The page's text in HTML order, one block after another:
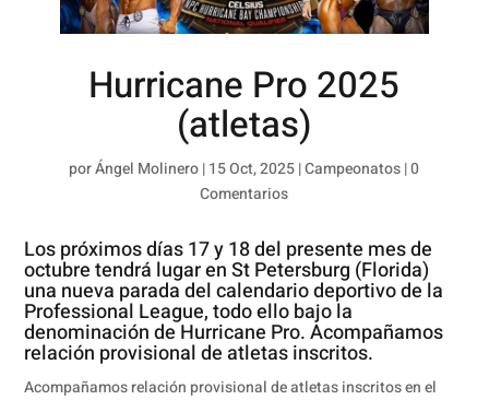
Hurricane Pro 2025
(atletas)
porÁngel Molinero|15 Oct, 2025|Campeonatos|0
Comentarios
Los próximos días 17 y 18 del presente mes de
octubre tendrá lugar en St Petersburg (Florida)
una nueva parada del calendario deportivo de la
Professional League, todo ello bajo la
denominación de Hurricane Pro. Acompañamos
relación provisional de atletas inscritos.
Acompañamos relación provisional de atletas inscritos en el